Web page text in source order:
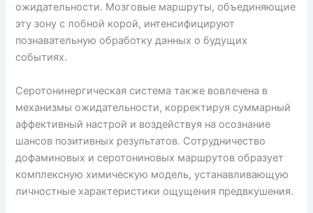
ожидательности. Мозговые маршруты, объединяющие
эту зону с лобной корой, интенсифицируют
познавательную обработку данных о будущих
событиях.
Серотонинергическая система также вовлечена в
механизмы ожидательности, корректируя суммарный
аффективный настрой и воздействуя на осознание
шансов позитивных результатов. Сотрудничество
дофаминовых и серотониновых маршрутов образует
комплексную химическую модель, устанавливающую
личностные характеристики ощущения предвкушения.